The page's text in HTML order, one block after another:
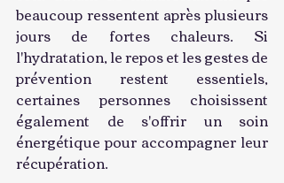
beaucoup ressentent après plusieurs
jours de fortes chaleurs. Si
l'hydratation, le repos et les gestes de
prévention restent essentiels,
certaines personnes choisissent
également de s'offrir un soin
énergétique pour accompagner leur
récupération.